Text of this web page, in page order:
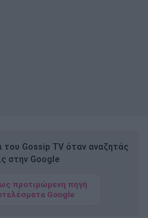
Gossip TV όταν αναζητάς
στην Google
προτιμώμενη πηγή
Google